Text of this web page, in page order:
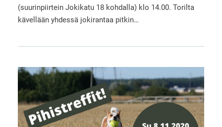
(suurinpiirtein Jokikatu 18 kohdalla) klo 14.00. Torilta
kävellään yhdessä jokirantaa pitkin…